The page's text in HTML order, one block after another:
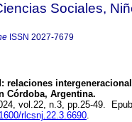
Sociales,
ISSN 2027-7679
relaciones
Córdoba, Argentina.
vol.22, n.3, pp.25-49.
rlcsnj.22.3.6690.